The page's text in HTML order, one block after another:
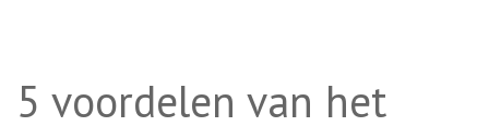
5 voordelen van het